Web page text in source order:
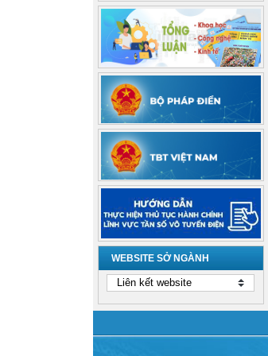
WEBSITE SỞ NGÀNH